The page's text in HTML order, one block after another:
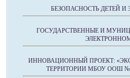
БЕЗОПАСНОСТЬ ДЕТЕЙ И
ГОСУДАРСТВЕННЫЕ И
ИННОВАЦИОННЫЙ ПРОЕКТ:
ТЕРРИТОРИИ МБОУ ООШ